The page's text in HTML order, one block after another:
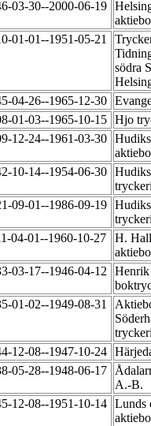
03-30--2000-06-19
01-01--1951-05-21
södra
04-26--1965-12-30
01-03--1965-10-15 Hjo
12-24--1961-03-30
10-14--1954-06-30
09-01--1986-09-19
04-01--1960-10-27
H.
03-17--1946-04-12
Henrik
01-02--1949-08-31
12-08--1947-10-24
05-28--1948-06-17
A.-B.
12-08--1951-10-14 Lunds